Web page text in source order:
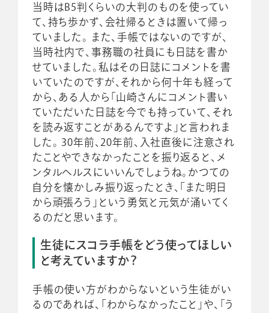
当時はB5判くらいの大判のものを使ってい
て、持ち歩かず、会社帰るときは置いて帰っ
ていました。 また、手帳ではないのですが、
当時社内で、事務職の社員にも日誌を書か
せていました。私はその日誌にコメントを書
いていたのですが、それから何十年も経って
から、ある人から「山崎さんにコメント書い
ていただいた日誌を今でも持っていて、それ
を読み返すことがあるんですよ」と言われま
した。 30年前、20年前、入社直後に注意され
たことやできなかったことを振り返ると、メ
ンタルヘルスにいいんでしょうね。かつての
自分を懐かしみ振り返ったとき、「また明日
から頑張ろう」という勇気と元気が涌いてく
るのだと思います。
生徒にスコラ手帳をどう使ってほしい
と考えていますか？
手帳の使い方がわからないという生徒がい
るのであれば、「わからなかったこと」や、「う